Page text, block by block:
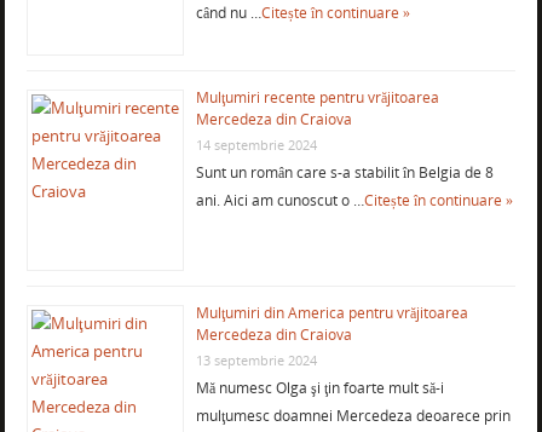
când nu …Citește în continuare »
Mulţumiri recente pentru vrăjitoarea
Mercedeza din Craiova
14 septembrie 2024
Sunt un român care s-a stabilit în Belgia de 8
ani. Aici am cunoscut o …Citește în continuare »
Mulţumiri din America pentru vrăjitoarea
Mercedeza din Craiova
13 septembrie 2024
Mă numesc Olga şi ţin foarte mult să-i
mulţumesc doamnei Mercedeza deoarece prin